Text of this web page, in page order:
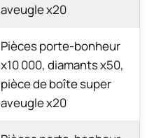
aveugle x20
Pièces porte-bonheur
x10 000, diamants x50,
pièce de boîte super
aveugle x20